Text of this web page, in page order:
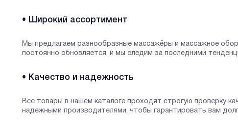
• Широкий ассортимент
Мы предлагаем разнообразные массажёры и массажное
постоянно обновляется, и мы следим за последними
• Качество и надежность
Все товары в нашем каталоге проходят строгую проверку
надежными производителями, чтобы гарантировать вам